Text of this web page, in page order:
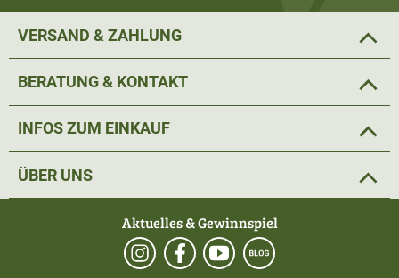
VERSAND & ZAHLUNG
BERATUNG & KONTAKT
INFOS ZUM EINKAUF
ÜBER UNS
Aktuelles & Gewinnspiel